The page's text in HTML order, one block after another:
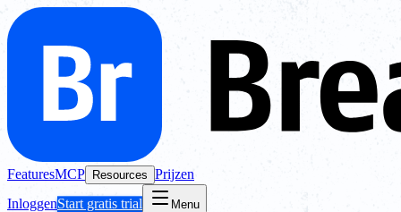
FeaturesMCP Resources Prijzen
InloggenStart gratis trial Menu